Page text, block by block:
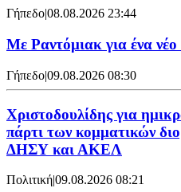
Γήπεδο|08.08.2026 23:44
Με Ραντόμιακ για ένα
Γήπεδο|09.08.2026 08:30
Χριστοδουλίδης για
πάρτι των κομματικών
ΔΗΣΥ και ΑΚΕΛ
Πολιτική|09.08.2026 08:21